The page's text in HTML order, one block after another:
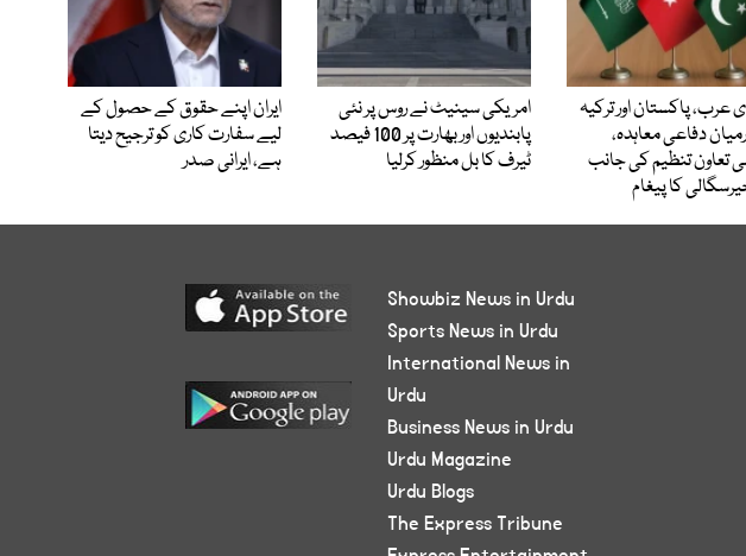
عرب، پاکستان اور ترکیہ
دفاعی معاہدہ،
تعاون تنظیم کی جانب
کا پیغام
امریکی سینیٹ نے روس پر نئی
پابندیوں اور بھارت پر 100 فیصد
ٹیرف کا بل منظور کرلیا
ایران اپنے حقوق کے حصول کے
لیے سفارت کاری کو ترجیح دیتا
ہے، ایرانی صدر
Showbiz News in Urdu
Sports News in Urdu
International News in
Urdu
Business News in Urdu
Urdu Magazine
Urdu Blogs
The Express Tribune